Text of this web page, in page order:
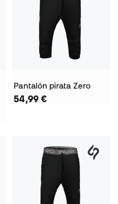
Pantalón pirata Zero
54,99 €